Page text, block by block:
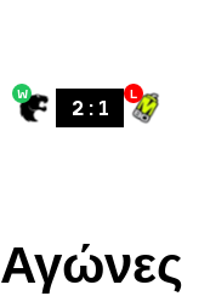
W
2: 1
L
Αγώνες